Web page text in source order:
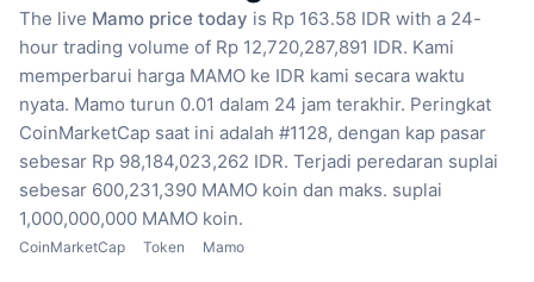
The live Mamo price today is Rp 163.58 IDR with a 24-
hour trading volume of Rp 12,720,287,891 IDR. Kami
memperbarui harga MAMO ke IDR kami secara waktu
nyata. Mamo turun 0.01 dalam 24 jam terakhir. Peringkat
CoinMarketCap saat ini adalah #1128, dengan kap pasar
sebesar Rp 98,184,023,262 IDR. Terjadi peredaran suplai
sebesar 600,231,390 MAMO koin dan maks. suplai
1,000,000,000 MAMO koin.
CoinMarketCap Token Mamo